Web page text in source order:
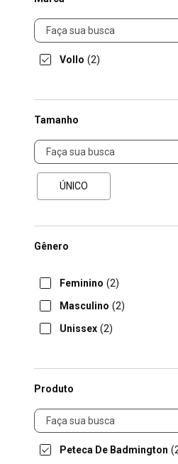
Marca
Vollo (2)
Tamanho
Tamanho
ÚNICO
Gênero
Feminino (2)
Masculino (2)
Unissex (2)
Produto
Produto
Peteca De Badmington